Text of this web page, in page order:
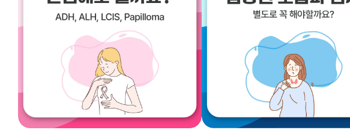
겨드랑이가 아플 때 어떻게
해야하나요?
2025.08.01
위고비 주사 맞을 때
식단조절과 운동이 필요
이유!
2025.07.29